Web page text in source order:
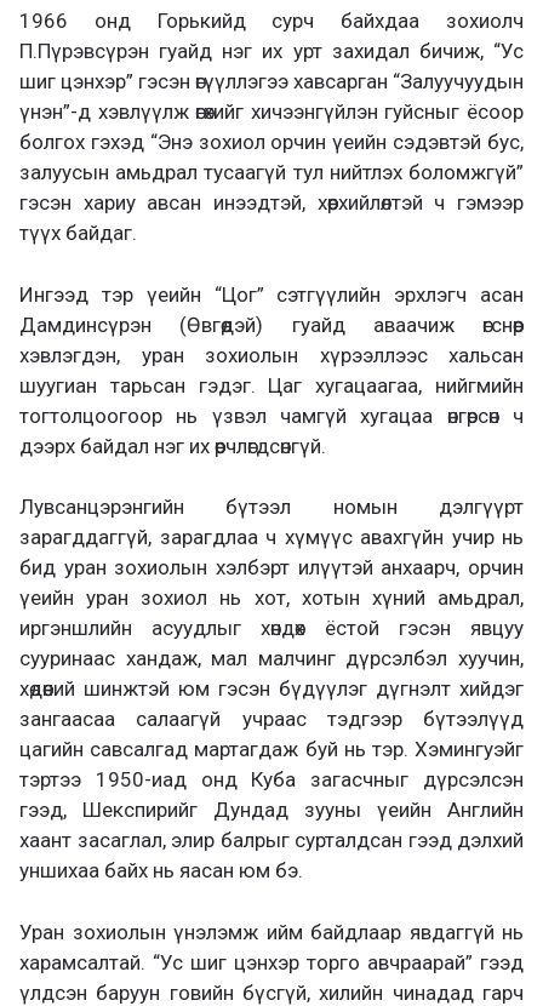
1966 онд Горькийд сурч байхдаа зохиолч
П.Пүрэвсүрэн гуайд нэг их урт захидал бичиж, “Ус
шиг цэнхэр” гэсэн өгүүллэгээ хавсарган “Залуучуудын
үнэн”-д хэвлүүлж өгөхийг хичээнгүйлэн гуйсныг ёсоор
болгох гэхэд “Энэ зохиол орчин үеийн сэдэвтэй бус,
залуусын амьдрал тусаагүй тул нийтлэх боломжгүй”
гэсэн хариу авсан инээдтэй, хөөрхийлөлтэй ч гэмээр
түүх байдаг.
Ингээд тэр үеийн “Цог” сэтгүүлийн эрхлэгч асан
Дамдинсүрэн (Өвгөөдэй) гуайд аваачиж өгснөөр
хэвлэгдэн, уран зохиолын хүрээллээс хальсан
шуугиан тарьсан гэдэг. Цаг хугацаагаа, нийгмийн
тогтолцоогоор нь үзвэл чамгүй хугацаа өнгөрсөн ч
дээрх байдал нэг их өөрчлөгдсөнгүй.
Лувсанцэрэнгийн бүтээл номын дэлгүүрт
зарагддаггүй, зарагдлаа ч хүмүүс авахгүйн учир нь
бид уран зохиолын хэлбэрт илүүтэй анхаарч, орчин
үеийн уран зохиол нь хот, хотын хүний амьдрал,
иргэншлийн асуудлыг хөндөх ёстой гэсэн явцуу
сууринаас хандаж, мал малчинг дүрсэлбэл хуучин,
хөдөөний шинжтэй юм гэсэн бүдүүлэг дүгнэлт хийдэг
зангаасаа салаагүй учраас тэдгээр бүтээлүүд
цагийн савсалгад мартагдаж буй нь тэр. Хэмингуэйг
тэртээ 1950-иад онд Куба загасчныг дүрсэлсэн
гээд, Шекспирийг Дундад зууны үеийн Английн
хаант засаглал, элир балрыг сурталдсан гээд дэлхий
уншихаа байх нь яасан юм бэ.
Уран зохиолын үнэлэмж ийм байдлаар явдаггүй нь
харамсалтай. “Ус шиг цэнхэр торго авчраарай” гээд
үлдсэн баруун говийн бүсгүй, хилийн чинадад гарч